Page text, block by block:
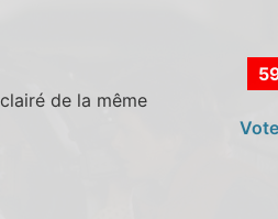
de la même